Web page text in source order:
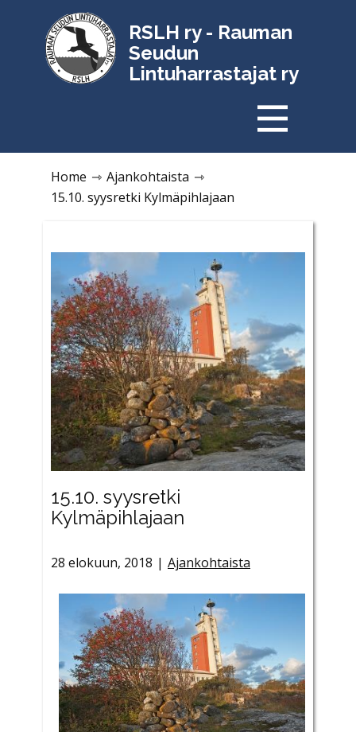
RSLH ry - Rauman
Seudun
Lintuharrastajat ry
Home ⇾ Ajankohtaista ⇾
15.10. syysretki Kylmäpihlajaan
15.10. syysretki
Kylmäpihlajaan
28 elokuun, 2018 Ajankohtaista